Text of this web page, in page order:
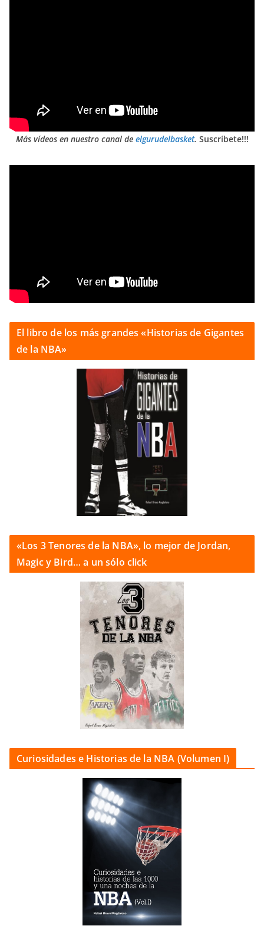
Más vídeos en nuestro canal de elgurudelbasket. Suscríbete!!!
El libro de los más grandes «Historias de Gigantes
de la NBA»
«Los 3 Tenores de la NBA», lo mejor de Jordan,
Magic y Bird… a un sólo click
Curiosidades e Historias de la NBA (Volumen I)